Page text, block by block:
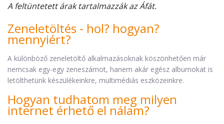
A feltüntetett árak tartalmazzák az Áfát.
Zeneletöltés - hol? hogyan?
mennyiért?
A különböző zeneletöltő alkalmazásoknak köszönhetően már
nemcsak egy-egy zeneszámot, hanem akár egész albumokat is
letölthetünk készülékeinkre, multimédiás eszközeinkre.
Hogyan tudhatom meg milyen
internet érhető el nálam?